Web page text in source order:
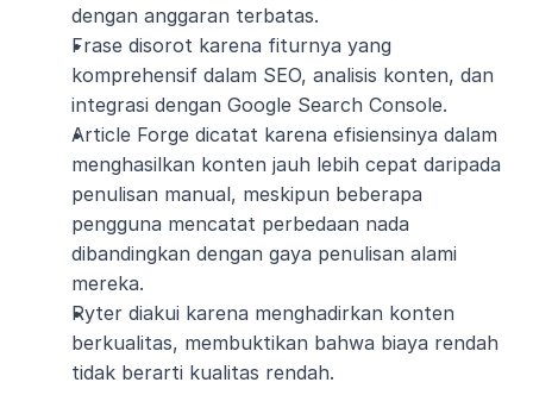
dengan anggaran terbatas​​​​.
Frase disorot karena fiturnya yang
komprehensif dalam SEO, analisis konten, dan
integrasi dengan Google Search Console​​​​.
Article Forge dicatat karena efisiensinya dalam
menghasilkan konten jauh lebih cepat daripada
penulisan manual, meskipun beberapa
pengguna mencatat perbedaan nada
dibandingkan dengan gaya penulisan alami
mereka​​.
Ryter diakui karena menghadirkan konten
berkualitas, membuktikan bahwa biaya rendah
tidak berarti kualitas rendah​​.